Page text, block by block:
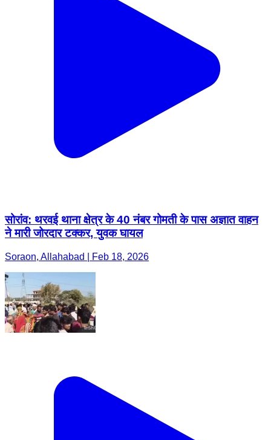
सोरांव: थरवई थाना क्षेत्र के 40 नंबर गोमती के पास अज्ञात वाहन
ने मारी जोरदार टक्कर, युवक घायल
Soraon, Allahabad | Feb 18, 2026